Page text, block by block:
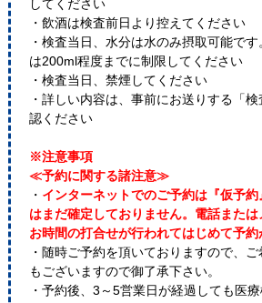
してください
・飲酒は検査前日より控えてください
・検査当日、水分は水のみ摂取可能で
は200ml程度までに制限してください
・検査当日、禁煙してください
・詳しい内容は、事前にお送りする「
認ください
※注意事項
≪予約に関する諸注意≫
・ インターネットでのご予約は『仮予
はまだ確定しておりません。電話または
お時間の打合せが行われてはじめて予約
・随時ご予約を頂いておりますので、
もございますので御了承下さい。
・予約後、3～5営業日が経過しても医